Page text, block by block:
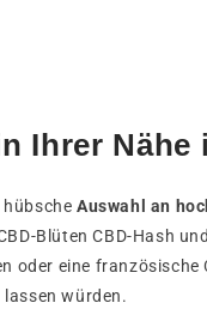
Ihrer Nähe
Auswahl an
Blüten CBD-Hash
oder eine französische
würden.